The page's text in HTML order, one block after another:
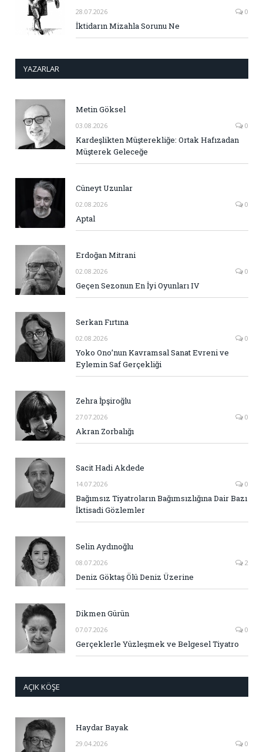
28.07.2026 0
İktidarın Mizahla Sorunu Ne
YAZARLAR
Metin Göksel
03.08.2026 0
Kardeşlikten Müşterekliğe: Ortak Hafızadan
Müşterek Geleceğe
Cüneyt Uzunlar
02.08.2026 0
Aptal
Erdoğan Mitrani
02.08.2026 0
Geçen Sezonun En İyi Oyunları IV
Serkan Fırtına
02.08.2026 0
Yoko Ono’nun Kavramsal Sanat Evreni ve
Eylemin Saf Gerçekliği
Zehra İpşiroğlu
27.07.2026 0
Akran Zorbalığı
Sacit Hadi Akdede
14.07.2026 0
Bağımsız Tiyatroların Bağımsızlığına Dair Bazı
İktisadi Gözlemler
Selin Aydınoğlu
08.07.2026 2
Deniz Göktaş Ölü Deniz Üzerine
Dikmen Gürün
07.07.2026 0
Gerçeklerle Yüzleşmek ve Belgesel Tiyatro
AÇIK KÖŞE
Haydar Bayak
29.04.2026 0